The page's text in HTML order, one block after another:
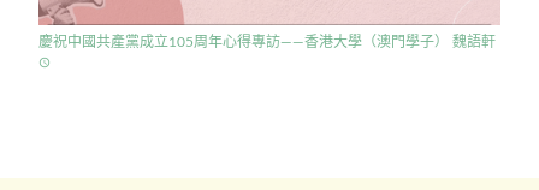
慶祝中國共產黨成立105周年心得專訪——香港大學（澳門學子） 魏語軒
access_time